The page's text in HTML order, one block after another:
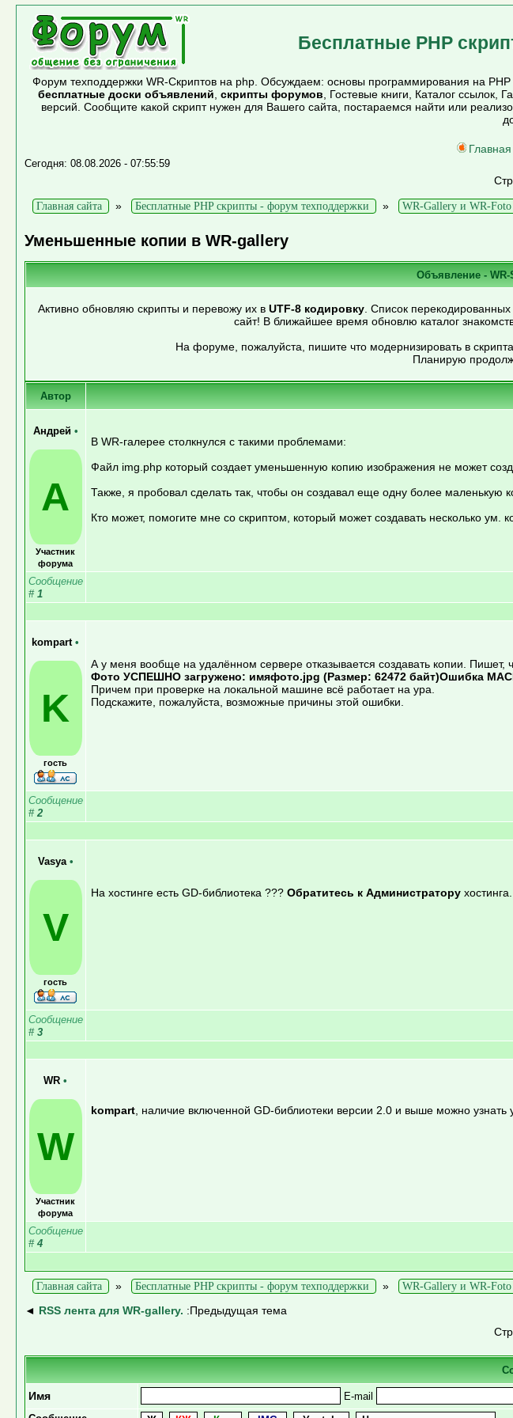
Бесплатные PHP
Форум техподдержки WR-Скриптов на php. Обсуждаем: основы программирования на
бесплатные доски объявлений скрипты форумов , Гостевые книги, Каталог ссылок,
версий. Сообщите какой скрипт нужен для Вашего сайта, постараемся найти или
Сегодня: 08.08.2026 - 07:55:59
Главная сайта » Бесплатные PHP скрипты - форум техподдержки » WR-Gallery и WR-Foto
Уменьшенные копии в WR-gallery
Объявление -
Активно обновляю скрипты и перевожу их в UTF-8 кодировку. Список перекодированных
сайт! В ближайшее время обновлю каталог
На форуме, пожалуйста, пишите что модернизировать в
Планирую
Автор
Андрей •
А
Участник
форума
В WR-галерее столкнулся с такими проблемами:
Файл img.php который создает уменьшенную копию изображения не может
Также, я пробовал сделать так, чтобы он создавал еще одну более маленькую
Кто может, помогите мне со скриптом, который может создавать несколько
Сообщение
# 1
kompart •
K
гость
А у меня вообще на удалённом сервере отказывается создавать копии. Пишет,
Фото УСПЕШНО загружено: имяфото.jpg (Размер: 62472 байт)Ошибка
Причем при проверке на локальной машине всё работает на ура.
Подскажите, пожалуйста, возможные причины этой ошибки.
Сообщение
# 2
Vasya •
V
гость
На хостинге есть GD-библиотека ??? Обратитесь к Администратору хостинга.
Сообщение
# 3
WR •
W
Участник
форума
kompart, наличие включенной GD-библиотеки версии 2.0 и выше можно узнать
Сообщение
# 4
Главная сайта » Бесплатные PHP скрипты - форум техподдержки » WR-Gallery и WR-Foto
◄ RSS лента для WR-gallery. :Предыдущая тема
Имя
E-mail